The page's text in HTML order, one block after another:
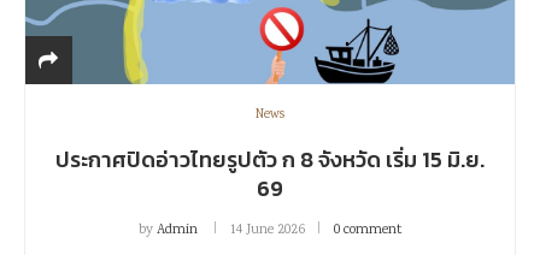
News
ประกาศปิดอ่าวไทยรูปตัว ก 8 จังหวัด เริ่ม 15 มิ.ย.
69
byAdmin 14 June 2026 0 comment